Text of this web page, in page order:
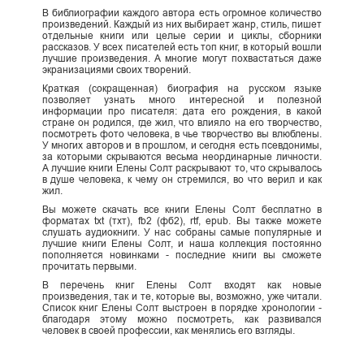
В библиографии каждого автора есть огромное количество
произведений. Каждый из них выбирает жанр, стиль, пишет
отдельные книги или целые серии и циклы, сборники
рассказов. У всех писателей есть топ книг, в который вошли
лучшие произведения. А многие могут похвастаться даже
экранизациями своих творений.
Краткая (сокращенная) биография на русском языке
позволяет узнать много интересной и полезной
информации про писателя: дата его рождения, в какой
стране он родился, где жил, что влияло на его творчество,
посмотреть фото человека, в чье творчество вы влюблены.
У многих авторов и в прошлом, и сегодня есть псевдонимы,
за которыми скрываются весьма неординарные личности.
А лучшие книги Елены Солт раскрывают то, что скрывалось
в душе человека, к чему он стремился, во что верил и как
жил.
Вы можете скачать все книги Елены Солт бесплатно в
форматах txt (тхт), fb2 (фб2), rtf, epub. Вы также можете
слушать аудиокниги. У нас собраны самые популярные и
лучшие книги Елены Солт, и наша коллекция постоянно
пополняется новинками - последние книги вы сможете
прочитать первыми.
В перечень книг Елены Солт входят как новые
произведения, так и те, которые вы, возможно, уже читали.
Список книг Елены Солт выстроен в порядке хронологии -
благодаря этому можно посмотреть, как развивался
человек в своей профессии, как менялись его взгляды.